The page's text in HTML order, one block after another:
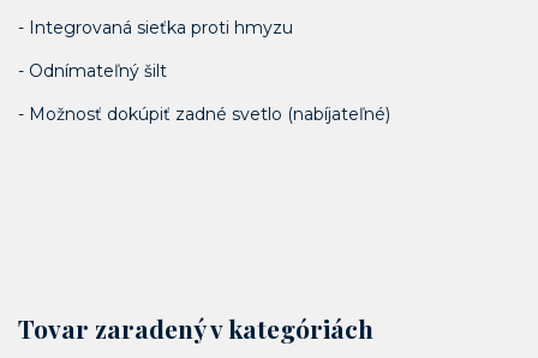
- Integrovaná sieťka proti hmyzu
- Odnímateľný šilt
- Možnosť dokúpiť zadné svetlo (nabíjateľné)
Tovar zaradený v kategóriách